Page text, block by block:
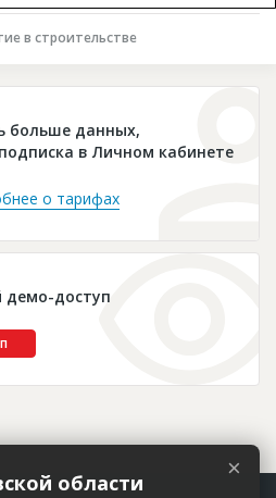
в строительстве
больше данных,
в Личном кабинете
о тарифах
демо-доступ
×
области